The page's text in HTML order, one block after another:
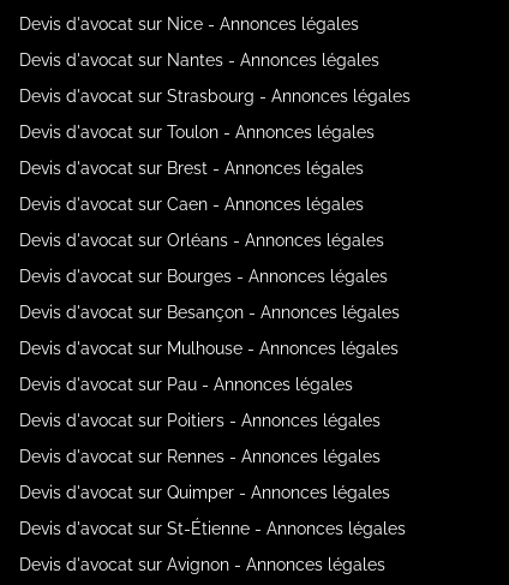
Devis d'avocat sur Nice - Annonces légales
Devis d'avocat sur Nantes - Annonces légales
Devis d'avocat sur Strasbourg - Annonces légales
Devis d'avocat sur Toulon - Annonces légales
Devis d'avocat sur Brest - Annonces légales
Devis d'avocat sur Caen - Annonces légales
Devis d'avocat sur Orléans - Annonces légales
Devis d'avocat sur Bourges - Annonces légales
Devis d'avocat sur Besançon - Annonces légales
Devis d'avocat sur Mulhouse - Annonces légales
Devis d'avocat sur Pau - Annonces légales
Devis d'avocat sur Poitiers - Annonces légales
Devis d'avocat sur Rennes - Annonces légales
Devis d'avocat sur Quimper - Annonces légales
Devis d'avocat sur St-Étienne - Annonces légales
Devis d'avocat sur Avignon - Annonces légales